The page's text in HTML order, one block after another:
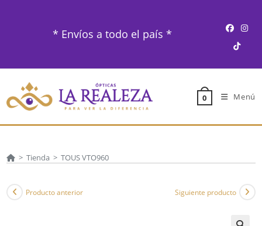
* Envíos a todo el país *
0 Menú
> Tienda > TOUS VTO960
Producto anterior Siguiente producto